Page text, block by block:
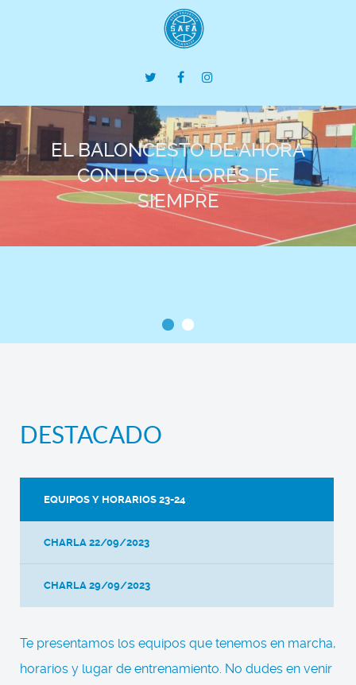
EL BALONCESTO DE AHORA
CON LOS VALORES DE
SIEMPRE
DESTACADO
EQUIPOS Y HORARIOS 23-24
CHARLA 22/09/2023
CHARLA 29/09/2023
Te presentamos los equipos que tenemos en marcha,
horarios y lugar de entrenamiento. No dudes en venir